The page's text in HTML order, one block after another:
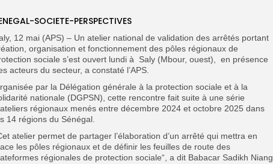
SOCIETE-PERSPECTIVES
12 mai (APS) – Un atelier national de validation des arrêtés portant
organisation et fonctionnement des pôles régionaux de
sociale s’est ouvert lundi à Saly (Mbour, ouest), en présence
acteurs du secteur, a constaté l’APS.
par la Délégation générale à la protection sociale et à la
nationale (DGPSN), cette rencontre fait suite à une série
régionaux menés entre décembre 2024 et octobre 2025 dans
14 régions du Sénégal.
atelier permet de partager l’élaboration d’un arrêté qui mettra en
les pôles régionaux et de définir les feuilles de route des
régionales de protection sociale“, a dit Babacar Sadikh Niang,